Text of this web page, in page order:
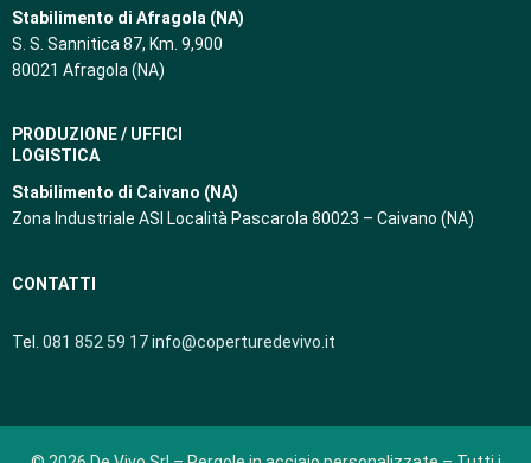
Stabilimento di Afragola (NA)
S. S. Sannitica 87, Km. 9,900
80021 Afragola (NA)
PRODUZIONE / UFFICI
LOGISTICA
Stabilimento di Caivano (NA)
Zona Industriale ASI Località Pascarola 80023 – Caivano (NA)
CONTATTI
Tel. 081 852 59 17info@coperturedevivo.it